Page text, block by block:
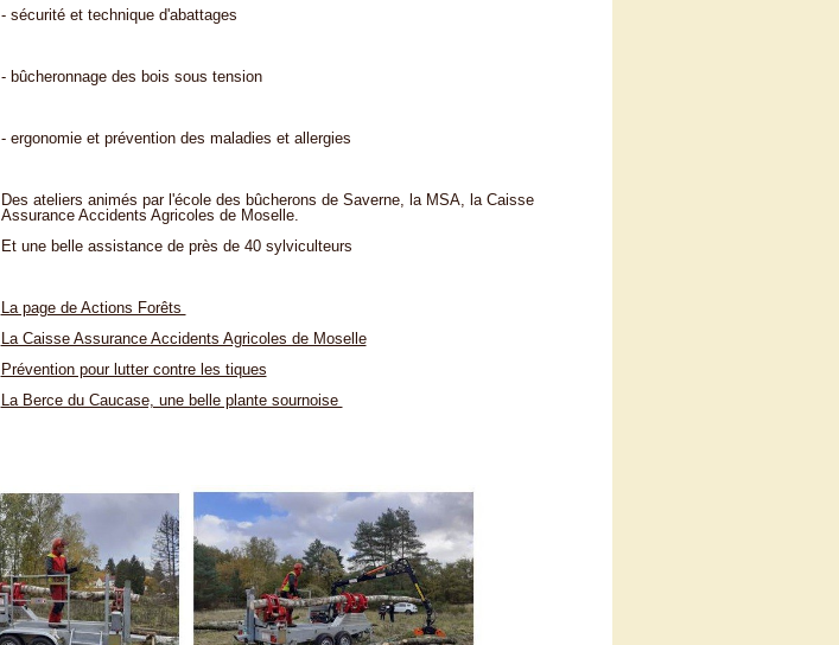
- sécurité et technique d'abattages
- bûcheronnage des bois sous tension
- ergonomie et prévention des maladies et allergies
Des ateliers animés par l'école des bûcherons de Saverne, la MSA, la Caisse
Assurance Accidents Agricoles de Moselle.
Et une belle assistance de près de 40 sylviculteurs
La page de Actions Forêts
La Caisse Assurance Accidents Agricoles de Moselle
Prévention pour lutter contre les tiques
La Berce du Caucase, une belle plante sournoise